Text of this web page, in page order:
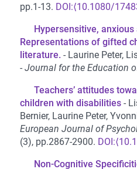
pp.1-13.
⟨10.1080/
Hypersensitive,
Representations of gifted
literature.
Laurine Peter,
Journal for the Education
Teachers’ attitudes
children with disabilities
Bernier, Laurine Peter,
European Journal of
(3), pp.2867-2900.
Non-Cognitive